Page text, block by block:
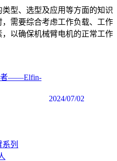
型、选型及应用等方面的知识
需要综合考虑工作负载、工作
以确保机械臂电机的正常工作
者——Elfin-
2024/07/02
列